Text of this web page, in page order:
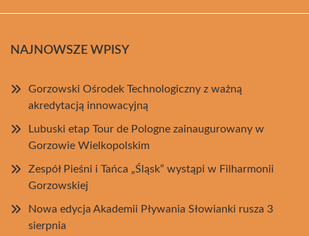
NAJNOWSZE WPISY
Gorzowski Ośrodek Technologiczny z ważną
akredytacją innowacyjną
Lubuski etap Tour de Pologne zainaugurowany w
Gorzowie Wielkopolskim
Zespół Pieśni i Tańca „Śląsk” wystąpi w Filharmonii
Gorzowskiej
Nowa edycja Akademii Pływania Słowianki rusza 3
sierpnia